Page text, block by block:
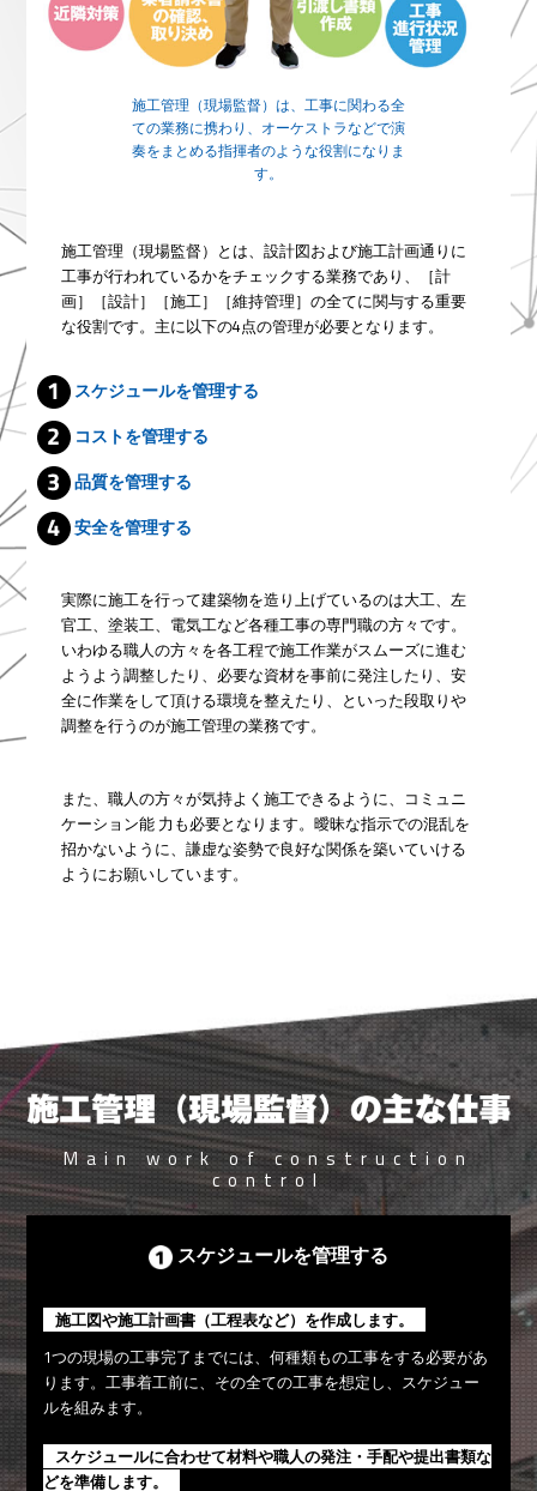
施工管理（現場監督）は、工事に関わる全
ての業務に携わり、オーケストラなどで演
奏をまとめる指揮者のような役割になりま
す。
施工管理（現場監督）とは、設計図および施工計画通りに
工事が行われているかをチェックする業務であり、［計
画］［設計］［施工］［維持管理］の全てに関与する重要
な役割です。主に以下の4点の管理が必要となります。
スケジュールを管理する
コストを管理する
品質を管理する
安全を管理する
実際に施工を行って建築物を造り上げているのは大工、左
官工、塗装工、電気工など各種工事の専門職の方々です。
いわゆる職人の方々を各工程で施工作業がスムーズに進む
ようよう調整したり、必要な資材を事前に発注したり、安
全に作業をして頂ける環境を整えたり、といった段取りや
調整を行うのが施工管理の業務です。
また、職人の方々が気持よく施工できるように、コミュニ
ケーション能 力も必要となります。曖昧な指示での混乱を
招かないように、謙虚な姿勢で良好な関係を築いていける
ようにお願いしています。
Main work of construction
control
スケジュールを管理する
施工図や施工計画書（工程表など）を作成します。
1つの現場の工事完了までには、何種類もの工事をする必要があ
ります。工事着工前に、その全ての工事を想定し、スケジュー
ルを組みます。
スケジュールに合わせて材料や職人の発注・手配や提出書類な
どを準備します。